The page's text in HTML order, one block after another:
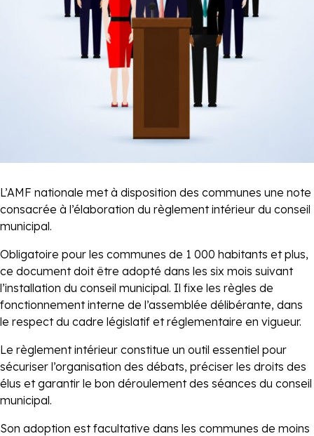
L’AMF nationale met à disposition des communes une note
consacrée à l’élaboration du règlement intérieur du conseil
municipal.
Obligatoire pour les communes de 1 000 habitants et plus,
ce document doit être adopté dans les six mois suivant
l’installation du conseil municipal. Il fixe les règles de
fonctionnement interne de l’assemblée délibérante, dans
le respect du cadre législatif et réglementaire en vigueur.
Le règlement intérieur constitue un outil essentiel pour
sécuriser l’organisation des débats, préciser les droits des
élus et garantir le bon déroulement des séances du conseil
municipal.
Son adoption est facultative dans les communes de moins